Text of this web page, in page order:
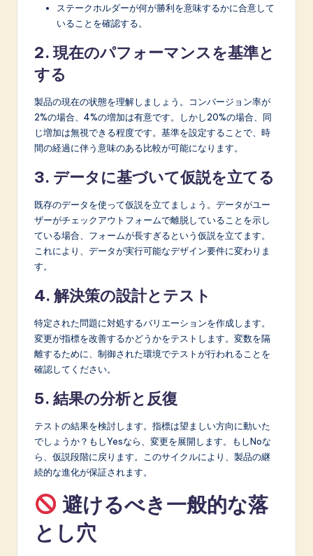
ステークホルダーが何が勝利を意味するかに合意して
いることを確認する。
2. 現在のパフォーマンスを基準と
する
製品の現在の状態を理解しましょう。コンバージョン率が
2%の場合、4%の増加は有意です。しかし20%の場合、同
じ増加は無視できる程度です。基準を設定することで、時
間の経過に伴う意味のある比較が可能になります。
3. データに基づいて仮説を立てる
既存のデータを使って仮説を立てましょう。データがユー
ザーがチェックアウトフォームで離脱していることを示し
ている場合、フォームが長すぎるという仮説を立てます。
これにより、データが実行可能なデザイン要件に変わりま
す。
4. 解決策の設計とテスト
特定された問題に対処するバリエーションを作成します。
変更が指標を改善するかどうかをテストします。変数を隔
離するために、制御された環境でテストが行われることを
確認してください。
5. 結果の分析と反復
テストの結果を検討します。指標は望ましい方向に動いた
でしょうか？もしYesなら、変更を展開します。もしNoな
ら、仮説段階に戻ります。このサイクルにより、製品の継
続的な進化が保証されます。
避けるべき一般的な落
とし穴